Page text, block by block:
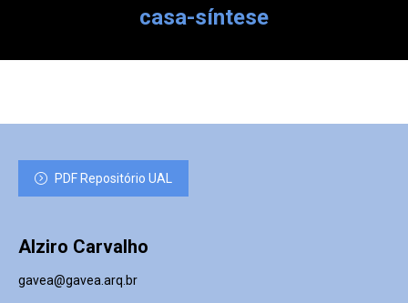
casa-síntese
PDF Repositório UAL
Alziro Carvalho
gavea@gavea.arq.br